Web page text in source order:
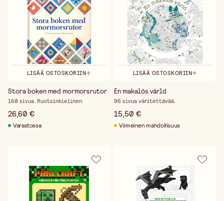
LISÄÄ OSTOSKORIIN
Stora boken med mormorsrutor
160 sivua. Ruotsinkielinen.
26,60 €
Varastossa
LISÄÄ OSTOSKORIIN
En makalös värld
96 sivua väritettävää.
15,50 €
Viimeinen mahdollisuus